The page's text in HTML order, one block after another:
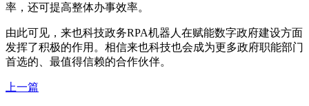
率，还可提高整体办事效率。
由此可见，来也科技政务RPA机器人在赋能数字政府建设方面
发挥了积极的作用。相信来也科技也会成为更多政府职能部门
首选的、最值得信赖的合作伙伴。
上一篇